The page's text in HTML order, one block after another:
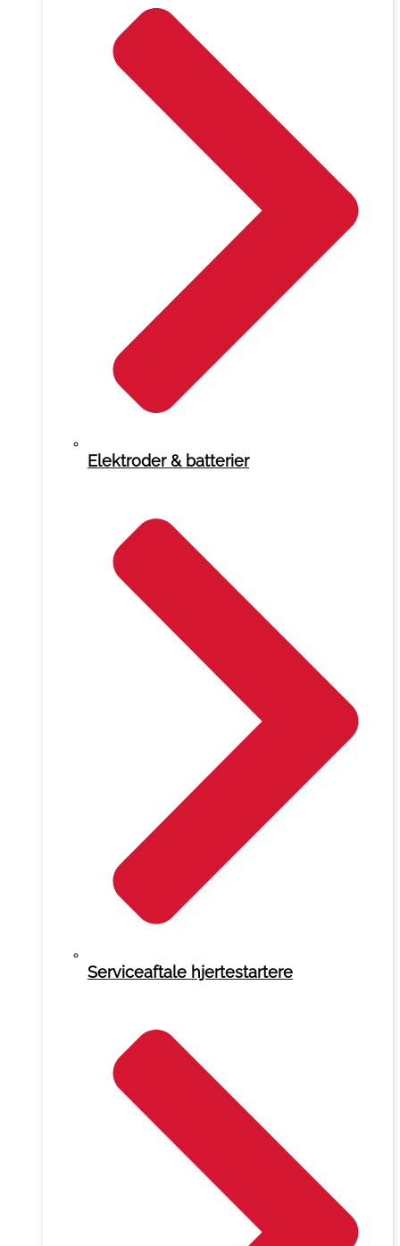
Elektroder & batterier
Serviceaftale hjertestartere